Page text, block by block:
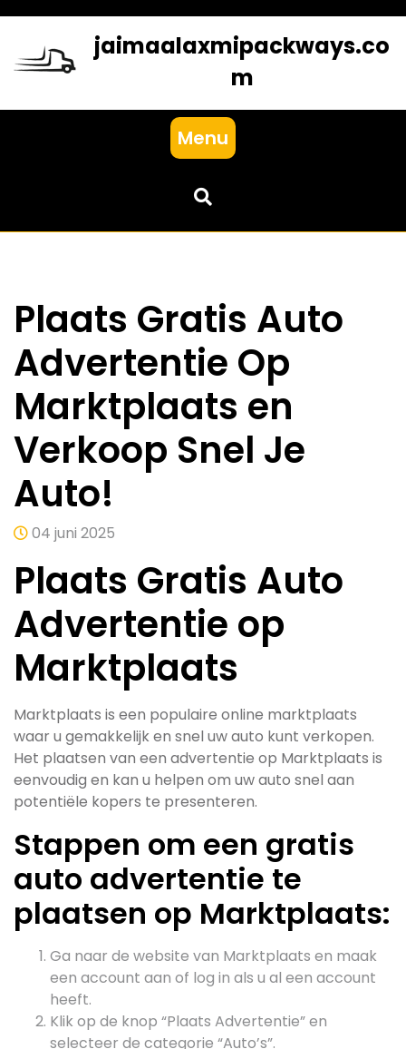
content
jaimaalaxmipackways.co
m
Menu
Plaats Gratis Auto
Advertentie Op
Marktplaats en
Verkoop Snel Je
Auto!
04 juni 2025
Plaats Gratis Auto
Advertentie op
Marktplaats
Marktplaats is een populaire online marktplaats
waar u gemakkelijk en snel uw auto kunt verkopen.
Het plaatsen van een advertentie op Marktplaats is
eenvoudig en kan u helpen om uw auto snel aan
potentiële kopers te presenteren.
Stappen om een gratis
auto advertentie te
plaatsen op Marktplaats:
Ga naar de website van Marktplaats en maak
een account aan of log in als u al een account
heeft.
Klik op de knop “Plaats Advertentie” en
selecteer de categorie “Auto’s”.